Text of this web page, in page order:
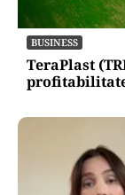
BUSINESS
TeraPlast